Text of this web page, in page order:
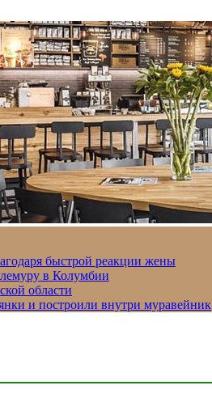
быстрой реакции жены
в Колумбии
области
и построили внутри муравейник